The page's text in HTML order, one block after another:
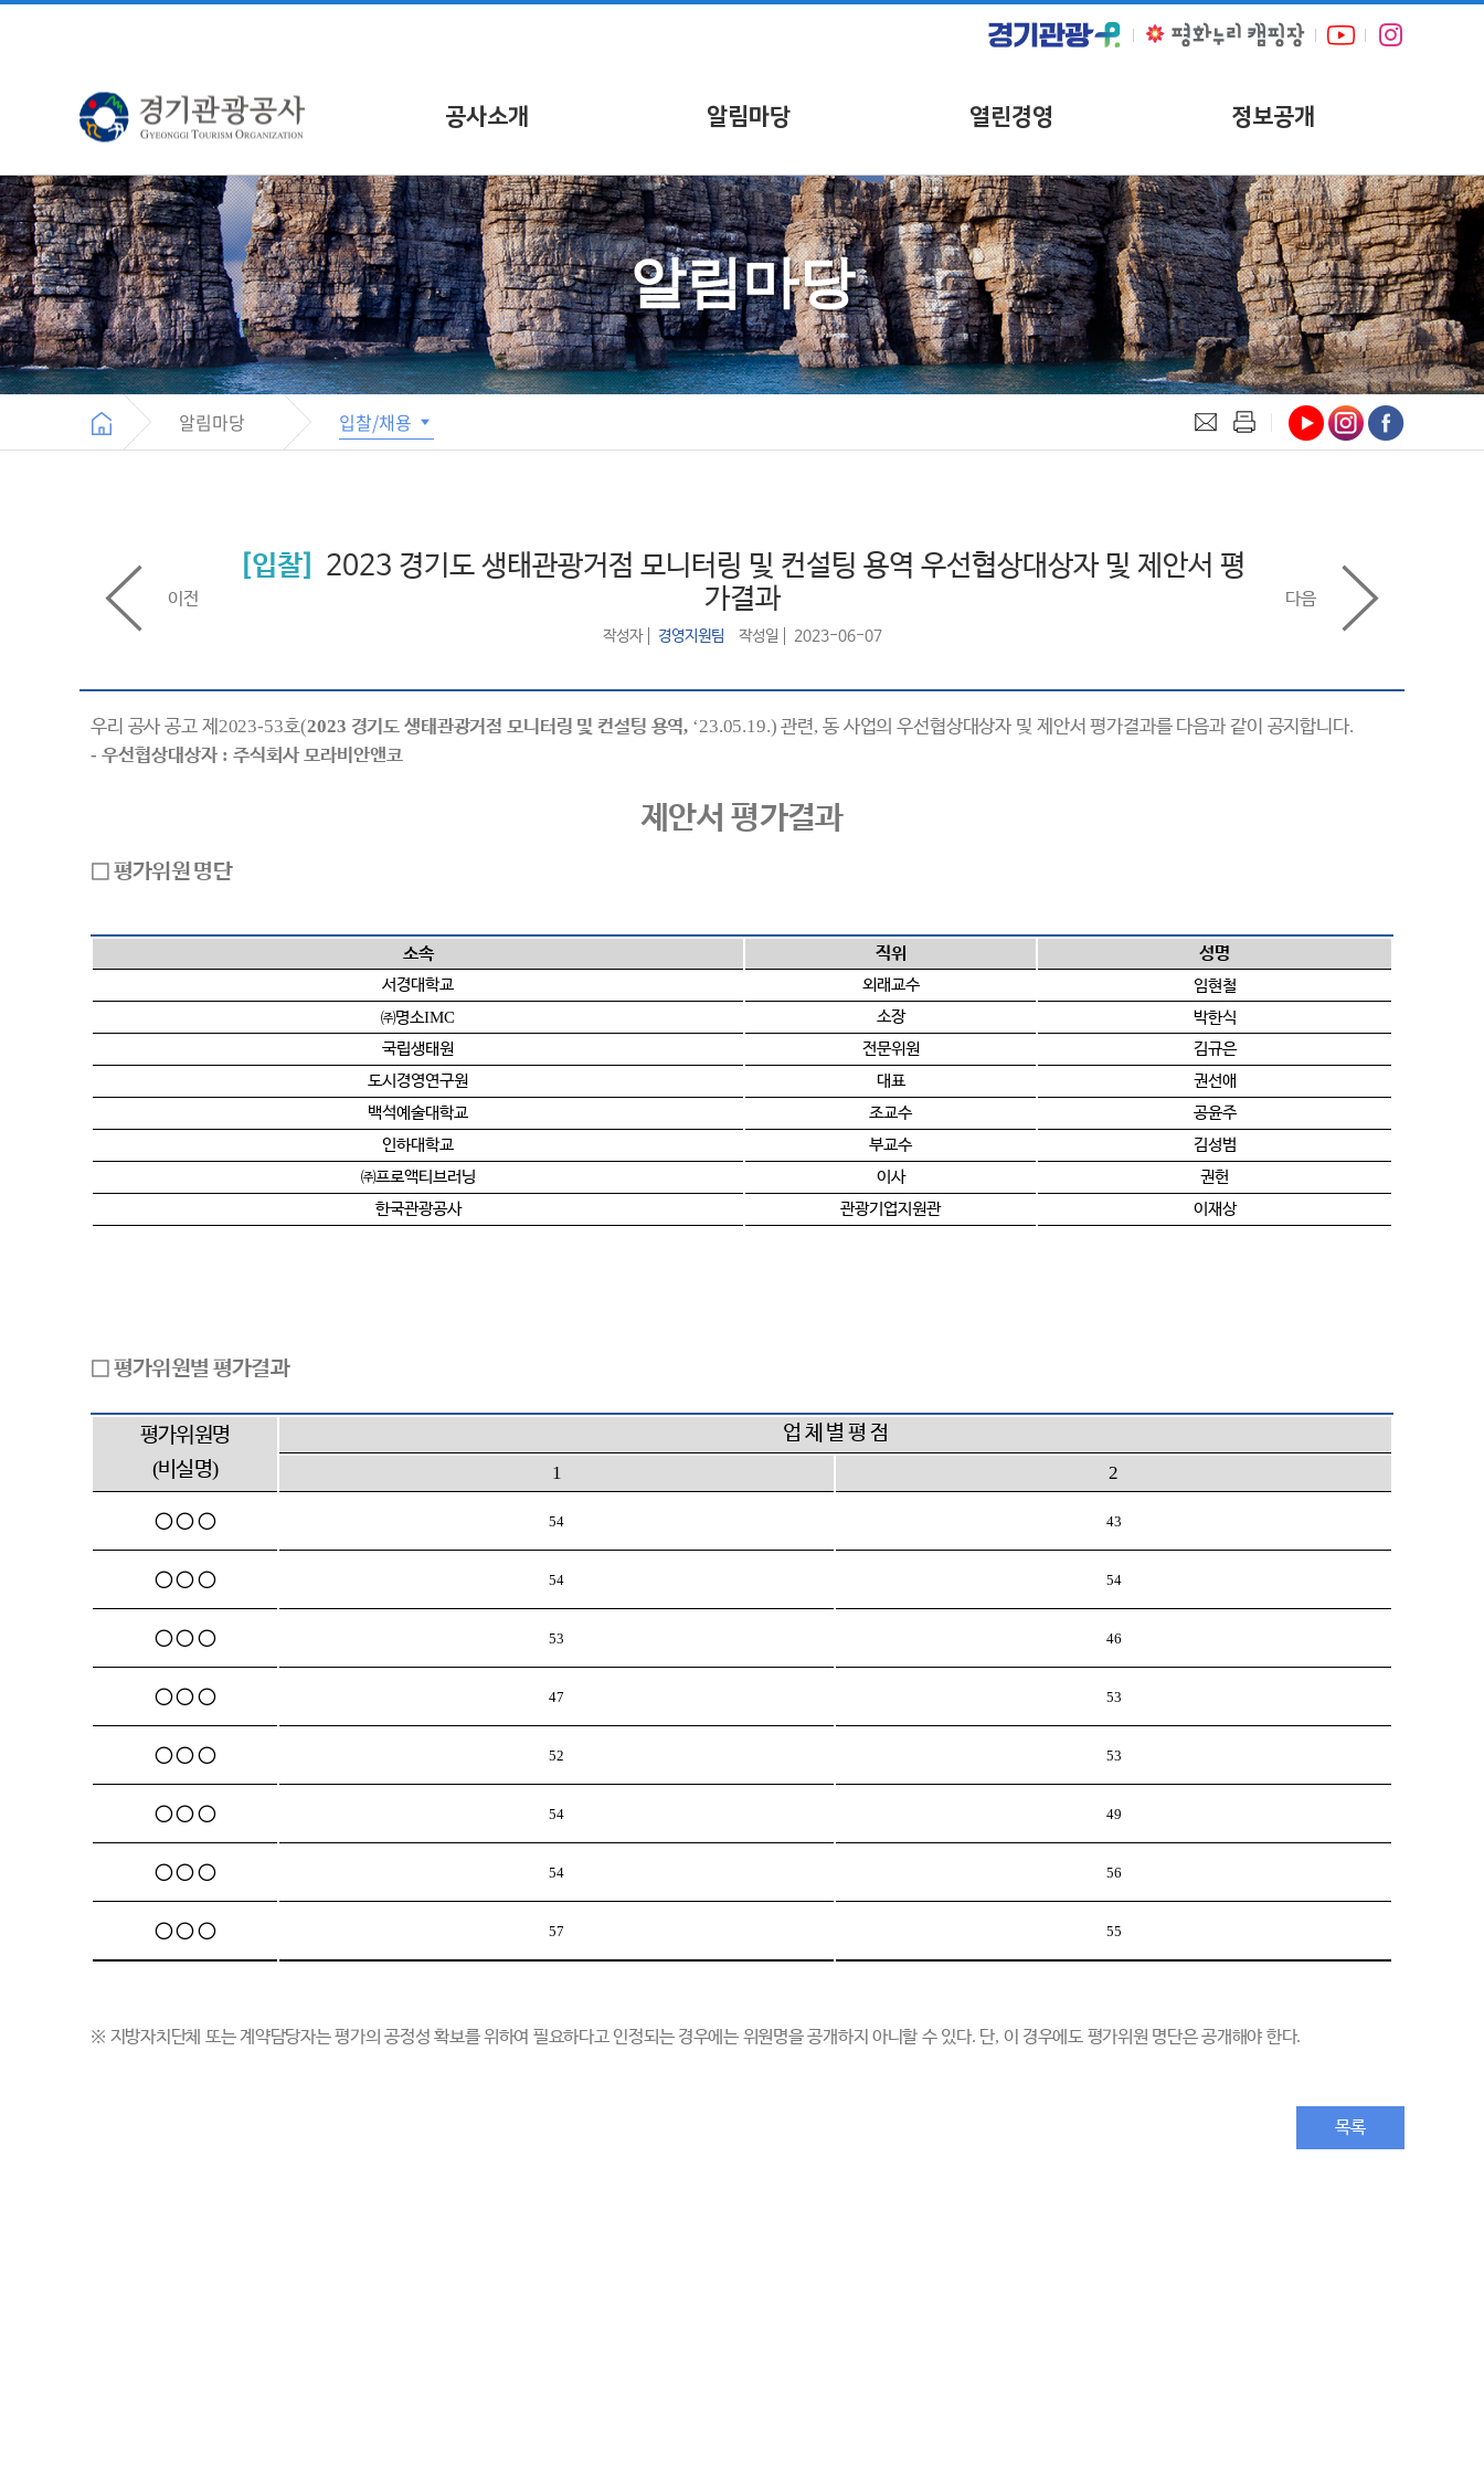
공사소개 알림마당 열린경영 정보공개
알림마당
알림마당 입찰/채용
입찰
2023 경기도 생태관광거점 모니터링 및 컨설팅 용역 우선협상대상자 및 제안서 평
가결과
작성자 경영지원팀 작성일 2023-06-07
이전 다음
우리 공사 공고 제 2023-53호(2023 경기도 생태관광거점 모니터링 및 컨설팅 용역, ‘23.05.19.)관련, 동 사업의 우선협상대상자 및 제안서 평가결과를 다음과 같이 공지합니다.
- 우선협상대상자 : 주식회사 모라비안앤코
제안서 평가결과
□ 평가위원 명단
소속 직위 성명
서경대학교 외래교수
임현철
㈜명소IMC 소장
박한식
국립생태원
전문위원
김규은
도시경영연구원
대표
권선애
백석예술대학교
조교수
공윤주
인하대학교
부교수
김성범
㈜프로액티브러닝 이사
권헌
한국관광공사
관광기업지원관 이재상
□평가위원별 평가결과
평가위원명
(비실명)
업 체 별 평 점
1 2
○ ○ ○ 54 43
○ ○ ○ 54 54
○ ○ ○ 53 46
○ ○ ○ 47 53
○ ○ ○ 52 53
○ ○ ○ 54 49
○ ○ ○ 54 56
○ ○ ○ 57 55
※ 지방자치단체 또는 계약담당자는 평가의 공정성 확보를 위하여 필요하다고 인정되는 경우에는 위원명을 공개하지 아니할 수 있다. 단, 이 경우에도 평가위원 명단은 공개해야 한다.
목록